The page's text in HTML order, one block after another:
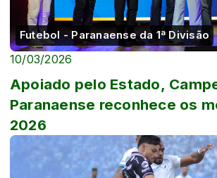
Futebol - Paranaense da 1ª Divisão
10/03/2026
Apoiado pelo Estado,
Paranaense reconhece os
2026